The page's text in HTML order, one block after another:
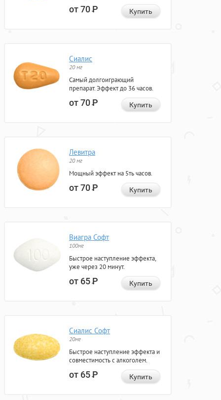
от 70Р Купить
Сиалис
20 мг
Самый долгоиграющий
препарат. Эффект до 36 часов.
от 70Р Купить
Левитра
20 мг
Мощный эффект на 5ть часов.
от 70Р Купить
Виагра Софт
100мг
Быстрое наступление эффекта,
уже через 20 минут.
от 65Р Купить
Сиалис Софт
20мг
Быстрое наступление эффекта и
совместимость с алкоголем.
от 65Р Купить